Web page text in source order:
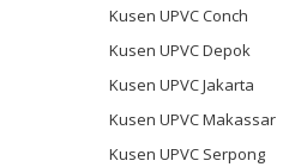
Kusen UPVC Conch
Kusen UPVC Depok
Kusen UPVC Jakarta
Kusen UPVC Makassar
Kusen UPVC Serpong